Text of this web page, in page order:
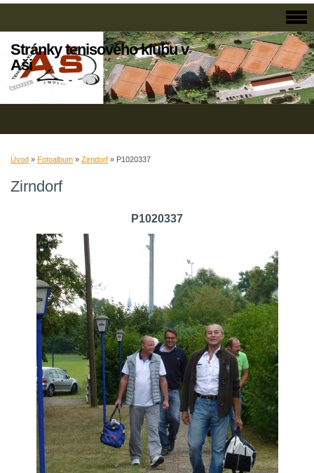
Stránky tenisového klubu v
Aši
Úvod » Fotoalbum » Zirndorf » P1020337
Zirndorf
P1020337